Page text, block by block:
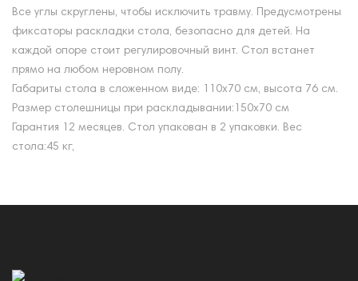
Все углы скруглены, чтобы исключить травму. Предусмотрены
фиксаторы раскладки стола, безопасно для детей. На
каждой опоре стоит регулировочный винт. Стол встанет
прямо на любом неровном полу.
Габариты стола в сложенном виде: 110х70 см, высота 76 см.
Размер столешницы при раскладывании:150х70 см
Гарантия 12 месяцев. Стол упакован в 2 упаковки. Вес
стола:45 кг,